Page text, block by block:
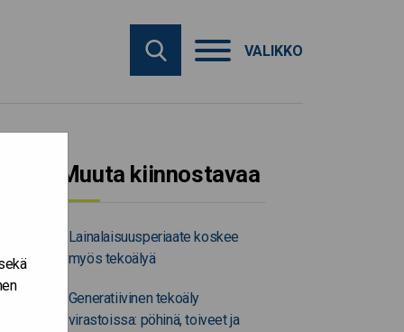
VALIKKO
Muuta kiinnostavaa
Lainalaisuusperiaate koskee
myös tekoälyä
Generatiivinen tekoäly
virastoissa: pöhinä, toiveet ja